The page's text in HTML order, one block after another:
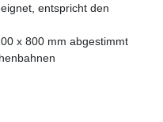
entspricht den
x 800 mm abgestimmt